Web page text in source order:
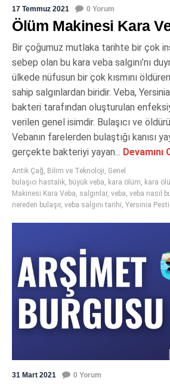
17 Temmuz 2021 0 Yorum
Ölüm Makinesi Kara
Bir çoğumuz mutlaka tarihte bir çok
sebep olan bu kara veba salgını’nı
ülkede nüfusun bir çok kısmını
sahip salgınlardan biridir. Veba,
bakteri tarafından oluşturulan
verilen genel isimdir. Bulaşıcı ve
Vebanın farelerden bulaştığı kanısı
gerçekte bakteriyi yayan... Devamını
Antik Çağ, Bilim ve Teknoloji, Genel
bulaşıcı hastalık, büyük veba, kara ölüm, kara
Makinesi Kara Veba, salgınlar, veba, veba nasıl
nereden bulaşır, veba salgını tarihi, Yersinia
31 Mart 2021 0 Yorum